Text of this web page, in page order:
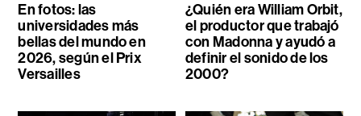
En fotos: las
universidades más
bellas del mundo en
2026, según el Prix
Versailles
¿Quién era William Orbit,
el productor que trabajó
con Madonna y ayudó a
definir el sonido de los
2000?